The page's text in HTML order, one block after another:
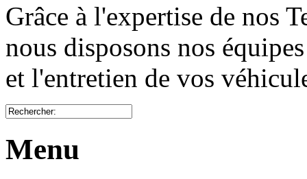
Grâce à l'expertise de nos
nous disposons nos
et l'entretien de vos
Menu